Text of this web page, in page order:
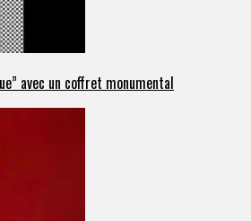
avec un coffret monumental